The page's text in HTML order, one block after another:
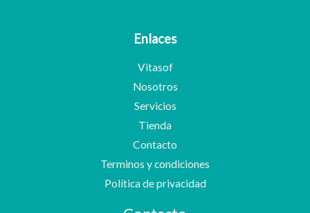
Enlaces
Vitasof
Nosotros
Servicios
Tienda
Contacto
Terminos y condiciones
Política de privacidad